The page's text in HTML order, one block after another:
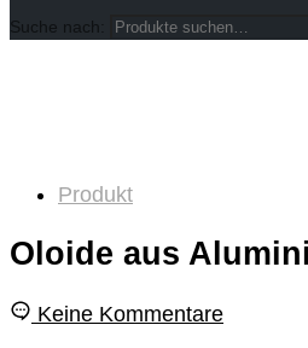
Suche nach:
Produkt
Oloide aus
Keine Kommentare